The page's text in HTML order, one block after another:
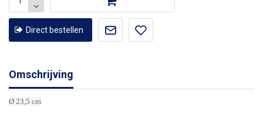
Direct bestellen
Omschrijving
Ø 23,5 cm